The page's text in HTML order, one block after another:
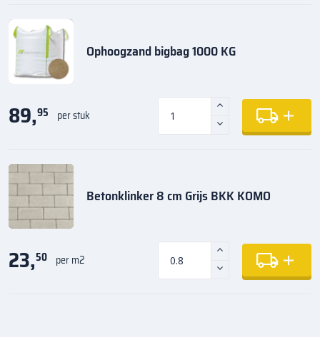
Ophoogzand bigbag 1000 KG
89,95 per stuk
Betonklinker 8 cm Grijs BKK KOMO
23,50 per m2